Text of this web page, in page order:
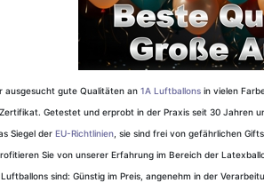
ausgesucht gute Qualitäten an 1A Luftballonsin vielen
Getestet und erprobt in der Praxis seit 30 Jahren
Siegel der EU-Richtlinien , sie sind frei von gefährlichen
Sie von unserer Erfahrung im Bereich der
Luftballons sind: Günstig im Preis, angenehm in der